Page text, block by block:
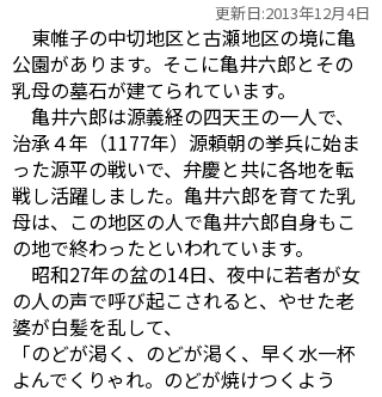
更新日:2013年12月4日
東帷子の中切地区と古瀬地区の境に亀
公園があります。そこに亀井六郎とその
乳母の墓石が建てられています。
亀井六郎は源義経の四天王の一人で、
治承４年（1177年）源頼朝の挙兵に始ま
った源平の戦いで、弁慶と共に各地を転
戦し活躍しました。亀井六郎を育てた乳
母は、この地区の人で亀井六郎自身もこ
の地で終わったといわれています。
昭和27年の盆の14日、夜中に若者が女
の人の声で呼び起こされると、やせた老
婆が白髪を乱して、
「のどが渇く、のどが渇く、早く水一杯
よんでくりゃれ。のどが焼けつくよう